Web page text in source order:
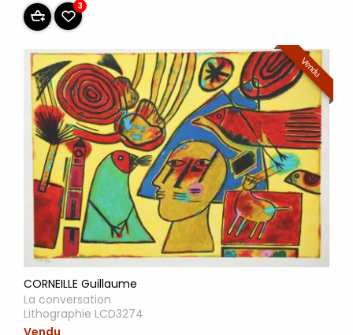
3
Vendu
CORNEILLE Guillaume
La conversation
Lithographie LCD3274
Vendu